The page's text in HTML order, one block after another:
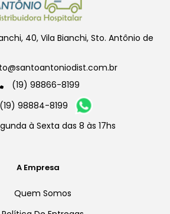
40, Vila Bianchi, Sto. Antônio de
(19) 98866-8199
(19) 98884-8199
à Sexta das 8 às 17hs
A Empresa
Quem Somos